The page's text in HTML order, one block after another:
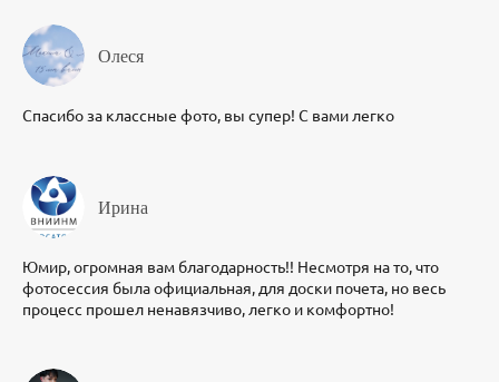
Олеся
Спасибо за классные фото, вы супер! С вами легко
Ирина
Юмир, огромная вам благодарность!! Несмотря на то, что
фотосессия была официальная, для доски почета, но весь
процесс прошел ненавязчиво, легко и комфортно!